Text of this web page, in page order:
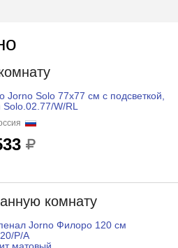
Jorno Solo 77x77 см с подсветкой,
Solo.02.77/W/RL
комнату
Jorno Филоро 120 см
P/A